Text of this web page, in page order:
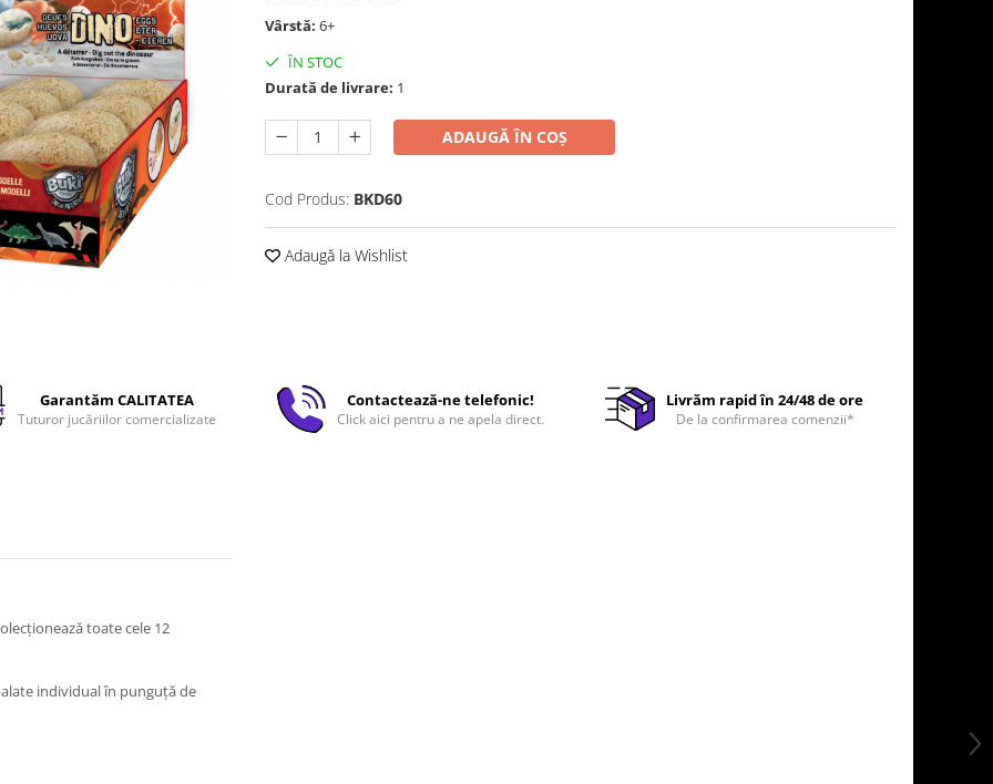
Vârstă: 6+
ÎN STOC
Durată de livrare: 1
ADAUGĂ ÎN COȘ
Cod Produs: BKD60
Adaugă la Wishlist
Garantăm CALITATEA
Tuturor jucăriilor comercializate
Contactează-ne telefonic!
Click aici pentru a ne apela direct.
Livrăm rapid în 24/48 de ore
De la confirmarea comenzii*
toate cele 12
individual în punguță de